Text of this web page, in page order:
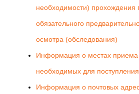
необходимости)
обязательного
осмотра (обследования)
Информация о местах приема
необходимых для поступления
Информация о почтовых